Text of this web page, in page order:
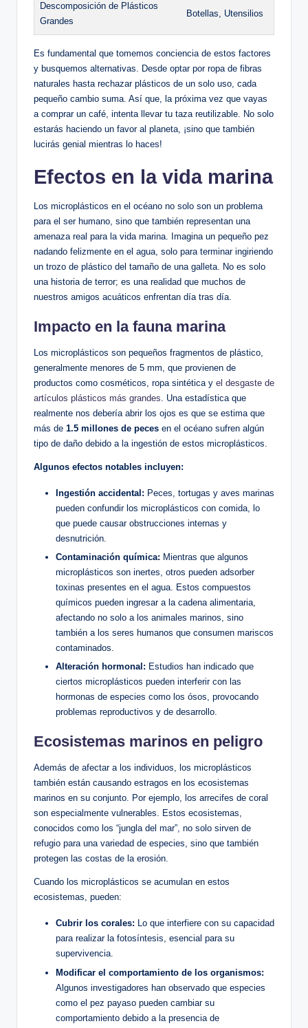
Descomposición de Plásticos
Grandes
Botellas, Utensilios
Es fundamental que tomemos conciencia de estos factores
y busquemos alternativas. Desde optar por ropa de fibras
naturales hasta rechazar plásticos de un solo uso, cada
pequeño cambio suma. Así que, la próxima vez que vayas
a comprar un café, intenta llevar tu taza reutilizable. No solo
estarás haciendo un favor al planeta, ¡sino que también
lucirás genial mientras lo haces!
Efectos en la vida marina
Los microplásticos en el océano no solo son un problema
para el ser humano, sino que también representan una
amenaza real para la vida marina. Imagina un pequeño pez
nadando felizmente en el agua, solo para terminar ingiriendo
un trozo de plástico del tamaño de una galleta. No es solo
una historia de terror; es una realidad que muchos de
nuestros amigos acuáticos enfrentan día tras día.
Impacto en la fauna marina
Los microplásticos son pequeños fragmentos de plástico,
generalmente menores de 5 mm, que provienen de
productos como cosméticos, ropa sintética y el desgaste de
artículos plásticos más grandes. Una estadística que
realmente nos debería abrir los ojos es que se estima que
más de 1.5 millones de peces en el océano sufren algún
tipo de daño debido a la ingestión de estos microplásticos.
Algunos efectos notables incluyen:
Ingestión accidental: Peces, tortugas y aves marinas
pueden confundir los microplásticos con comida, lo
que puede causar obstrucciones internas y
desnutrición.
Contaminación química: Mientras que algunos
microplásticos son inertes, otros pueden adsorber
toxinas presentes en el agua. Estos compuestos
químicos pueden ingresar a la cadena alimentaria,
afectando no solo a los animales marinos, sino
también a los seres humanos que consumen mariscos
contaminados.
Alteración hormonal: Estudios han indicado que
ciertos microplásticos pueden interferir con las
hormonas de especies como los ósos, provocando
problemas reproductivos y de desarrollo.
Ecosistemas marinos en peligro
Además de afectar a los individuos, los microplásticos
también están causando estragos en los ecosistemas
marinos en su conjunto. Por ejemplo, los arrecifes de coral
son especialmente vulnerables. Estos ecosistemas,
conocidos como los “jungla del mar”, no solo sirven de
refugio para una variedad de especies, sino que también
protegen las costas de la erosión.
Cuando los microplásticos se acumulan en estos
ecosistemas, pueden:
Cubrir los corales: Lo que interfiere con su capacidad
para realizar la fotosíntesis, esencial para su
supervivencia.
Modificar el comportamiento de los organismos:
Algunos investigadores han observado que especies
como el pez payaso pueden cambiar su
comportamiento debido a la presencia de